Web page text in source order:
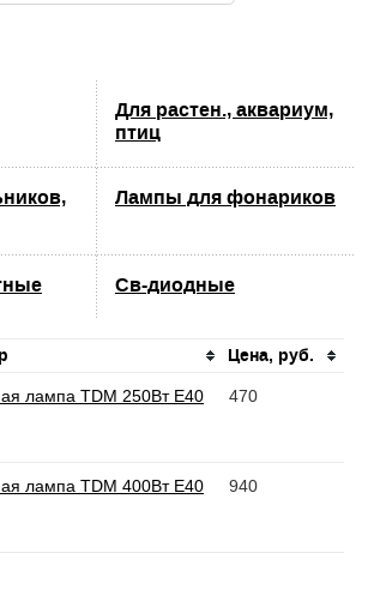
Для растен., аквариум,
птиц
Лампы для фонариков
Св-диодные
Цена, руб.
лампа TDM 250Вт Е40 470
лампа TDM 400Вт Е40 940